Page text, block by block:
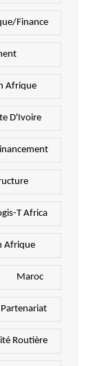
Finance
Afrique
D'Ivoire
T Africa
Afrique
Maroc
Partenariat
Routière